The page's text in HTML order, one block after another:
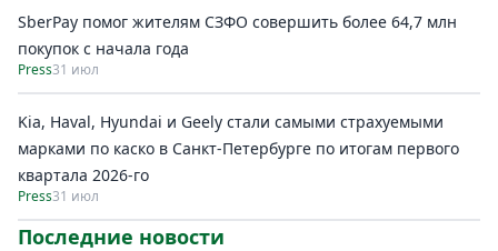
SberPay помог жителям СЗФО совершить более 64,7 млн
покупок c начала года
Press31 июл
Kia, Haval, Hyundai и Geely стали самыми страхуемыми
марками по каско в Санкт-Петербурге по итогам первого
квартала 2026-го
Press31 июл
Последние новости